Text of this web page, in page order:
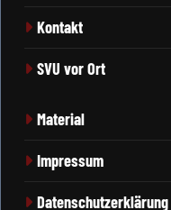
Kontakt
SVU vor Ort
Material
Impressum
Datenschutzerklärung